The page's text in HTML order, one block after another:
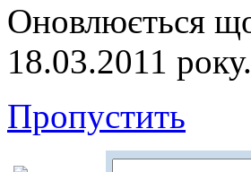
Оновлюється
18.03.2011 року.
Пропустить